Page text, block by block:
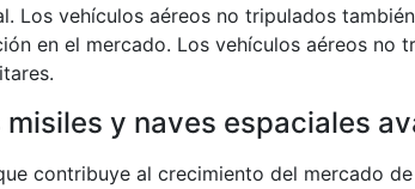
Los vehículos aéreos no tripulados
en el mercado. Los vehículos aéreos no
y naves espaciales
contribuye al crecimiento del mercado